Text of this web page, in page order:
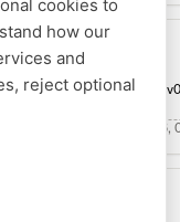
cookies to
how our
and
reject optional
gemma-4-26b-a4b-
03 Apr 2026,